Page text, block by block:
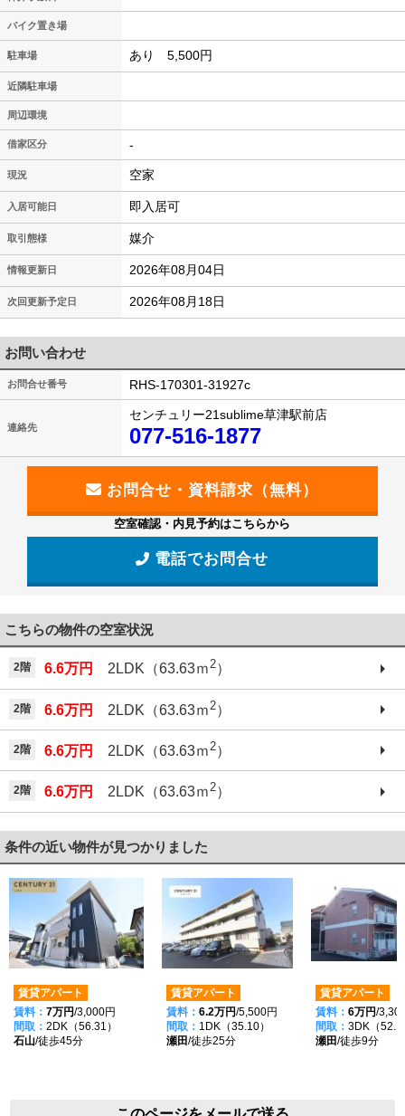
バイク置き場
駐車場 あり 5,500円
近隣駐車場
周辺環境
借家区分 -
現況 空家
入居可能日 即入居可
取引態様 媒介
情報更新日 2026年08月04日
次回更新予定日 2026年08月18日
お問い合わせ
お問合せ番号 RHS-170301-31927c
連絡先
センチュリー21sublime草津駅前店
077-516-1877
空室確認・内見予約はこちらから
電話でお問合せ
こちらの物件の空室状況
2階 6.6万円 2LDK（63.63ｍ2）
2階 6.6万円 2LDK（63.63ｍ 2）
2階 6.6万円 2LDK（63.63ｍ 2）
2階 6.6万円 2LDK（63.63ｍ2）
条件の近い物件が見つかりました
賃貸アパート
賃料： 7万円/3,000円
間取： 2DK（56.31）
石山/徒歩45分
賃貸アパート
賃料： 6.2万円/5,500円
間取： 1DK（35.10）
瀬田/徒歩25分
賃貸アパート
賃料： 6万円/
間取： 3DK（
瀬田/徒歩9分